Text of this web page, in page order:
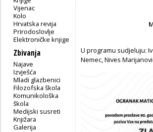
Vijenac
Kolo
Hrvatska revija
Prirodoslovlje
Elektroničke knjige
Zbivanja
Najave
Izvješća
Mladi glazbenici
Filozofska škola
Komunikološka
škola
Medijski susreti
Knjižara
Galerija
U programu sudjeluju:
Nemec, Nives